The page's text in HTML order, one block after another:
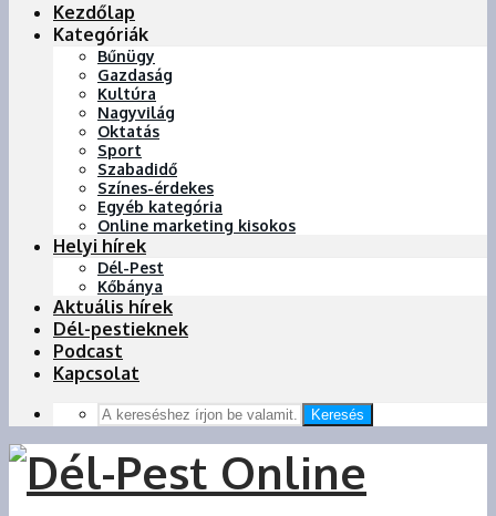
Kezdőlap
Kategóriák
Bűnügy
Gazdaság
Kultúra
Nagyvilág
Oktatás
Sport
Szabadidő
Színes-érdekes
Egyéb kategória
Online marketing kisokos
Helyi hírek
Dél-Pest
Kőbánya
Aktuális hírek
Dél-pestieknek
Podcast
Kapcsolat
Keresés